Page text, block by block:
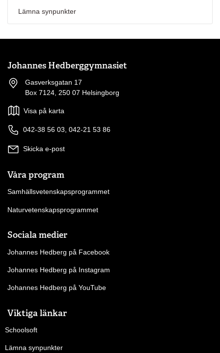
Lämna synpunkter
Johannes Hedberggymnasiet
Gasverksgatan 17
Box 7124, 250 07 Helsingborg
Visa på karta
042-38 56 03, 042-21 53 86
Skicka e-post
Våra program
Samhällsvetenskapsprogrammet
Naturvetenskapsprogrammet
Sociala medier
Johannes Hedberg på Facebook
Johannes Hedberg på Instagram
Johannes Hedberg på YouTube
Viktiga länkar
Schoolsoft
Lämna synpunkter